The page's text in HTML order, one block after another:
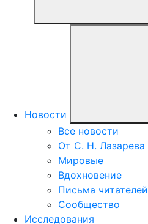
Новости
Все новости
От С. Н. Лазарева
Мировые
Вдохновение
Письма читателей
Сообщество
Исследования